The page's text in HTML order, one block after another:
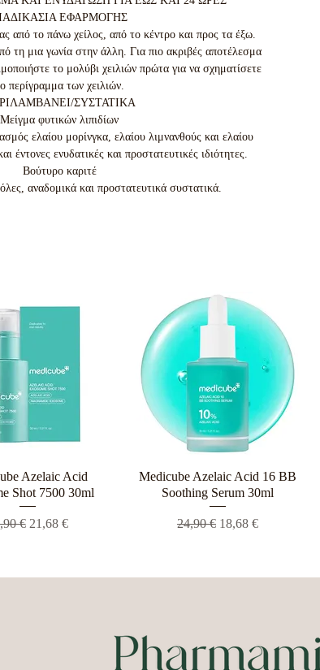
ΕΦΑΡΜΟΓΗΣ
από το πάνω χείλος, από το κέντρο και προς τα έξω.
τη μια γωνία στην άλλη. Για πιο ακριβές αποτέλεσμα
το μολύβι χειλιών πρώτα για να σχηματίσετε
περίγραμμα των χειλιών.
ΣΥΣΤΑΤΙΚΑ
Μείγμα φυτικών λιπιδίων
ελαίου μορίνγκα, ελαίου λιμνανθούς και ελαίου
έντονες ενυδατικές και προστατευτικές ιδιότητες.
Βούτυρο καριτέ
αναδομικά και προστατευτικά συστατικά.
προβολή
Azelaic Acid
Shot 7500 30ml
τιμή
€ Τιμή Έκπτωσης
21,68 €
Γρήγορη προβολή
Medicube Azelaic Acid 16 BB
Soothing Serum 30ml
Κανονική τιμή
24,90 € Τιμή Έκπτωσης
18,68 €